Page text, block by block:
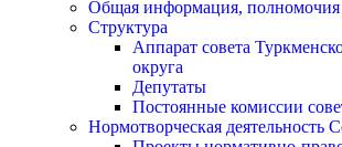
Общая информация, полномочия
Структура
Аппарат совета
округа
Депутаты
Постоянные комиссии
Нормотворческая деятельность